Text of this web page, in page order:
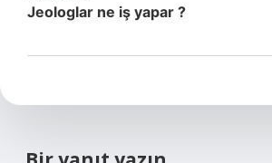
Jeologlar ne iş yapar ?